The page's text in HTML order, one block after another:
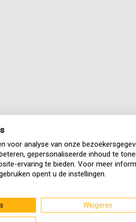
voor analyse van onze
gepersonaliseerde inhoud te
ervaring te bieden. Voor meer
opent u de instellingen.
Weigeren